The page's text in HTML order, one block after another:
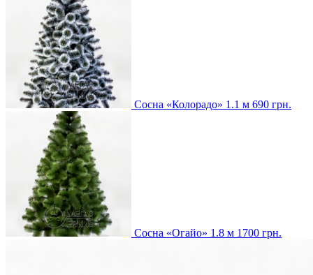
Сосна «Колорадо» 1.1 м 690 грн.
Сосна «Огайо» 1.8 м 1700 грн.